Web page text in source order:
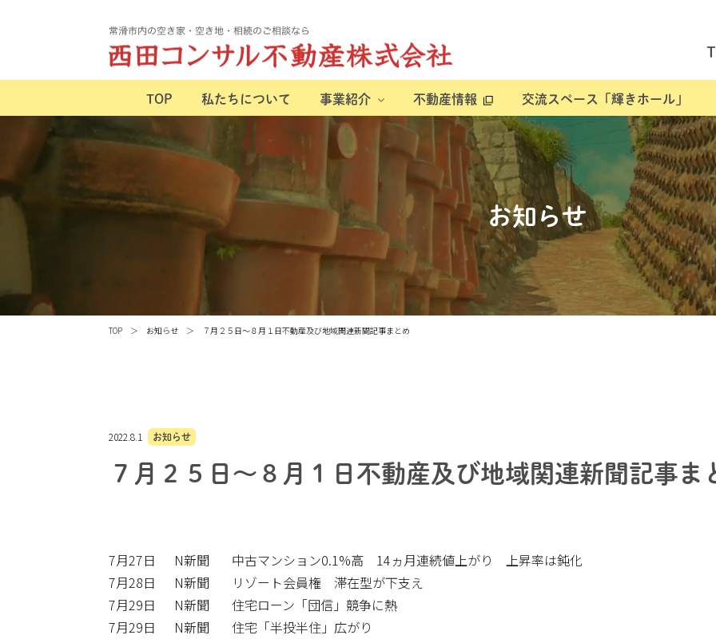
TOP 私たちについて 事業紹介 不動産情報 交流スペース「輝きホール」
お知らせ
TOP お知らせ ７月２５日～８月１日不動産及び地域関連新聞記事まとめ
2022.8.1 お知らせ
７月２５日～８月１日不動産及び地域関連新聞記事ま
7月27日 N新聞
中古マンション0.1%高 14ヵ月連続値上がり 上昇率は鈍化
7月28日
N新聞
リゾート会員権 滞在型が下支え
7月29日
N新聞
住宅ローン「団信」競争に熱
7月29日
N新聞
住宅「半投半住」広がり